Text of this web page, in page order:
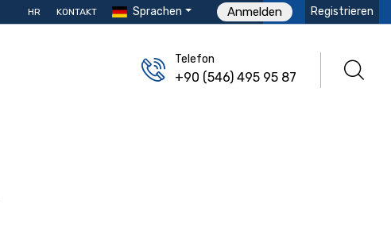
HR KONTAKT Sprachen Anmelden Registrieren
Telefon
+90 (546) 495 95 87